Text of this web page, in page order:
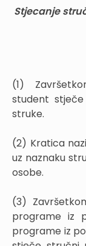
Stjecanje
(1)
student
struke.
(2) Kratica
uz naznaku
osobe.
(3)
programe iz
programe iz